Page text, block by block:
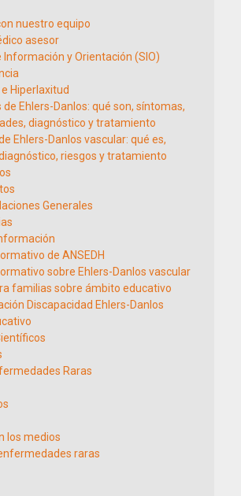
nuestro equipo
asesor
Información y Orientación (SIO)
Hiperlaxitud
Ehlers-Danlos: qué son, síntomas,
diagnóstico y tratamiento
Ehlers-Danlos vascular: qué es,
riesgos y tratamiento
Generales
de ANSEDH
sobre Ehlers-Danlos vascular
familias sobre ámbito educativo
Discapacidad Ehlers-Danlos
Raras
los medios
raras